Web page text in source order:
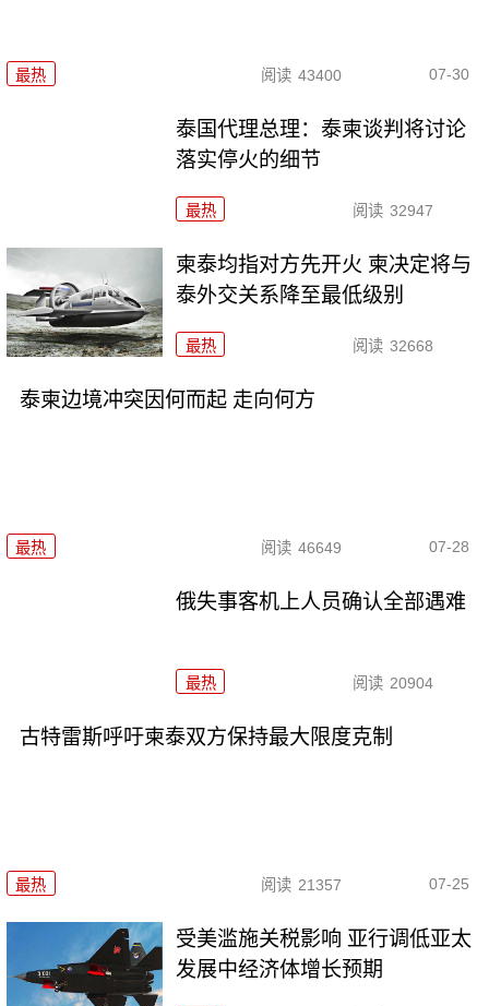
最热 阅读 43400 07-30
泰国代理总理：泰柬谈判将讨论
落实停火的细节
最热 阅读 32947
柬泰均指对方先开火 柬决定将与
泰外交关系降至最低级别
最热 阅读 32668
泰柬边境冲突因何而起 走向何方
最热 阅读 46649 07-28
俄失事客机上人员确认全部遇难
最热 阅读 20904
古特雷斯呼吁柬泰双方保持最大限度克制
最热 阅读 21357 07-25
受美滥施关税影响 亚行调低亚太
发展中经济体增长预期